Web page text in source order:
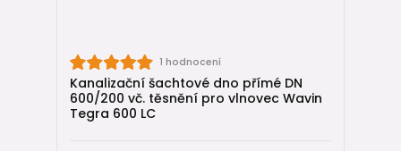
1 hodnocení
Kanalizační šachtové dno přímé DN
600/200 vč. těsnění pro vlnovec Wavin
Tegra 600 LC